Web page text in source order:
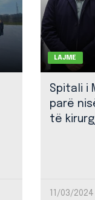
LAJME
Spitali i
parë
të
11/03/2024